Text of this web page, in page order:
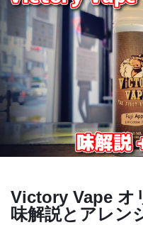
Victory Vape
味解説とアレン